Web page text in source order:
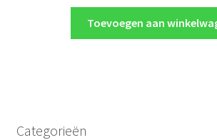
was:
€6.00.
is:
€3.00.
Toevoegen aan
Categorieën